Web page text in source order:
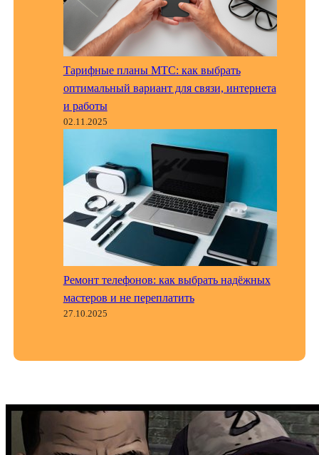
Тарифные планы МТС: как выбрать
оптимальный вариант для связи, интернета
и работы
02.11.2025
Ремонт телефонов: как выбрать надёжных
мастеров и не переплатить
27.10.2025